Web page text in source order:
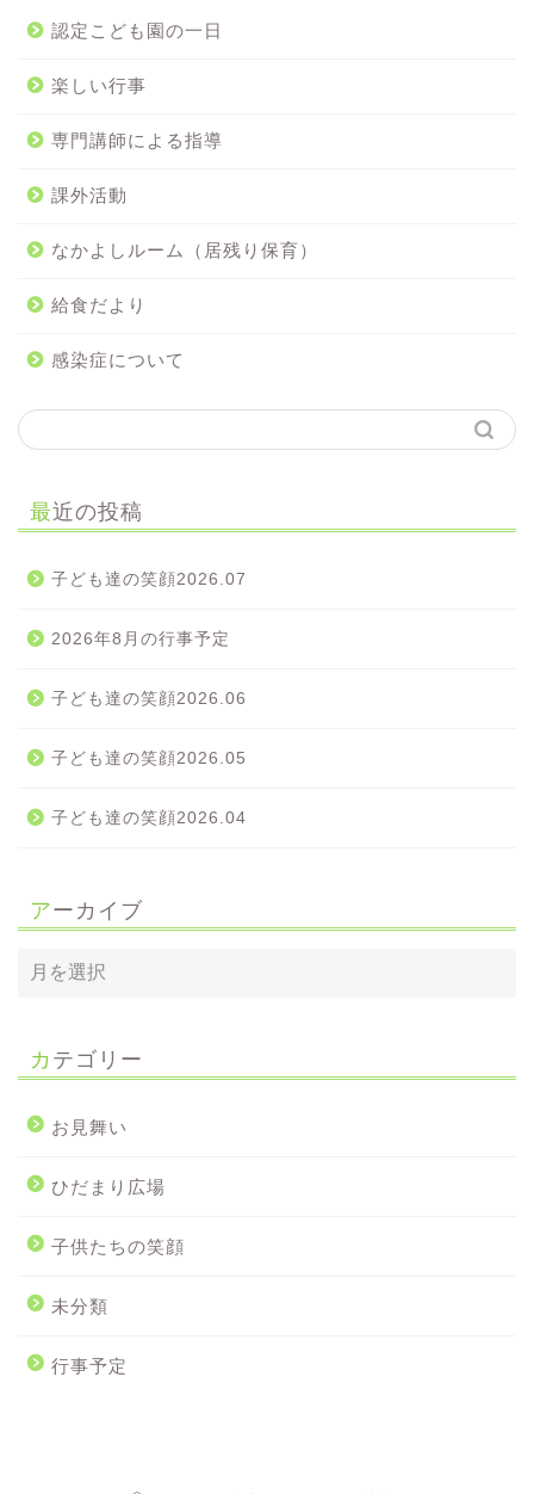
認定こども園の一日
楽しい行事
専門講師による指導
課外活動
なかよしルーム（居残り保育）
給食だより
感染症について
最近の投稿
子ども達の笑顔2026.07
2026年8月の行事予定
子ども達の笑顔2026.06
子ども達の笑顔2026.05
子ども達の笑顔2026.04
アーカイブ
カテゴリー
お見舞い
ひだまり広場
子供たちの笑顔
未分類
行事予定